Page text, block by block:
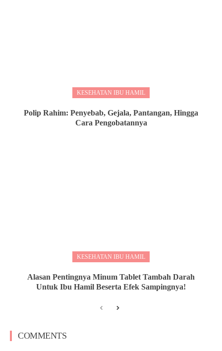
KESEHATAN IBU HAMIL
Polip Rahim: Penyebab, Gejala, Pantangan, Hingga
Cara Pengobatannya
KESEHATAN IBU HAMIL
Alasan Pentingnya Minum Tablet Tambah Darah
Untuk Ibu Hamil Beserta Efek Sampingnya!
COMMENTS